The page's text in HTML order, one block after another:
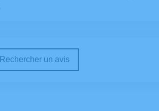
Rechercher un avis